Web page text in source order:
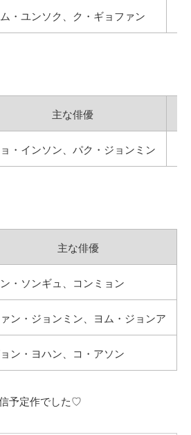
・ユンソク、ク・ギョファン
主な俳優
・インソン、パク・ジョンミン
主な俳優
・ソンギュ、コンミョン
ン・ジョンミン、ヨム・ジョンア
ン・ヨハン、コ・アソン
予定作でした♡